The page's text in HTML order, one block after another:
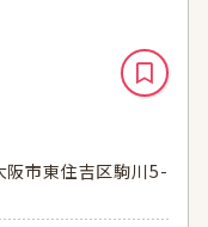
市東住吉区駒川5-